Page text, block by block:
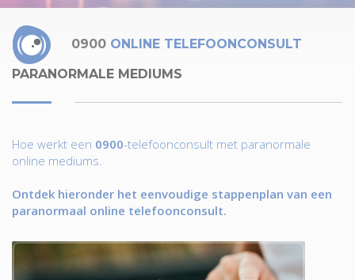
0900 ONLINE TELEFOONCONSULT
PARANORMALE MEDIUMS
Hoe werkt een 0900-telefoonconsult met paranormale
online mediums.
Ontdek hieronder het eenvoudige stappenplan van een
paranormaal online telefoonconsult.